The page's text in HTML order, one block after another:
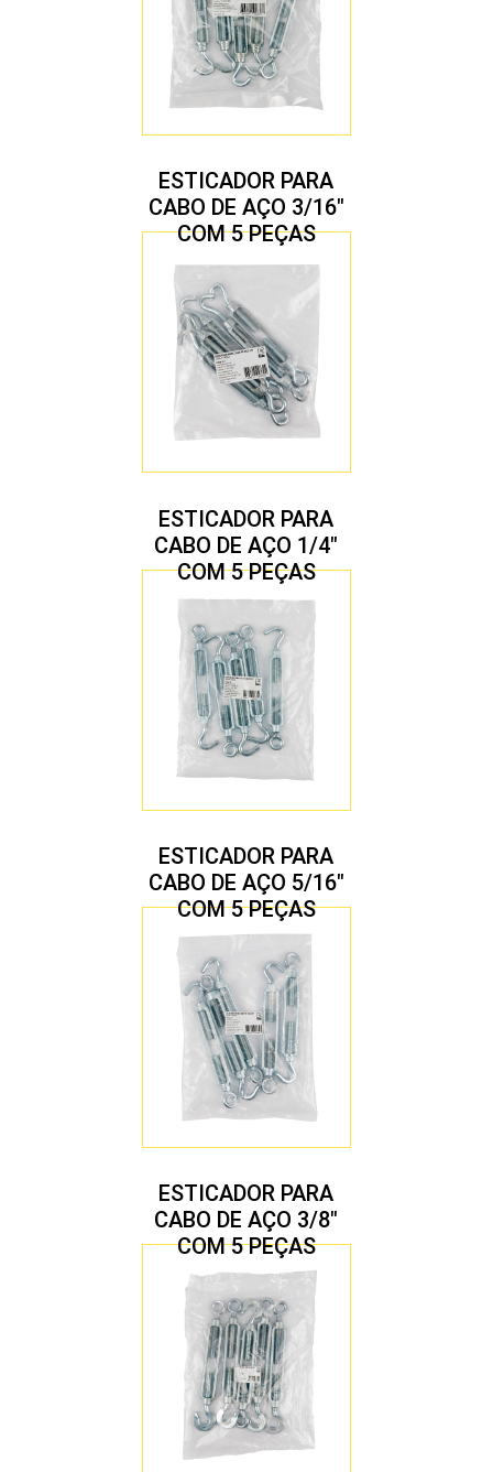
ESTICADOR PARA
CABO DE AÇO 3/16″
COM 5 PEÇAS
ESTICADOR PARA
CABO DE AÇO 1/4″
COM 5 PEÇAS
ESTICADOR PARA
CABO DE AÇO 5/16″
COM 5 PEÇAS
ESTICADOR PARA
CABO DE AÇO 3/8″
COM 5 PEÇAS